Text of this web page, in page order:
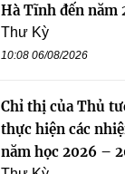
Hà Tĩnh đến năm
Thư Kỳ
10:08 06/08/2026
Chỉ thị của Thủ
thực hiện các
năm học 2026 –